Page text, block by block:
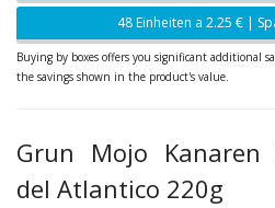
48 Einheiten a 2.25 € |
Buying by boxes offers you significant additional
the savings shown in the product's value.
Grun Mojo Kanaren
del Atlantico 220g